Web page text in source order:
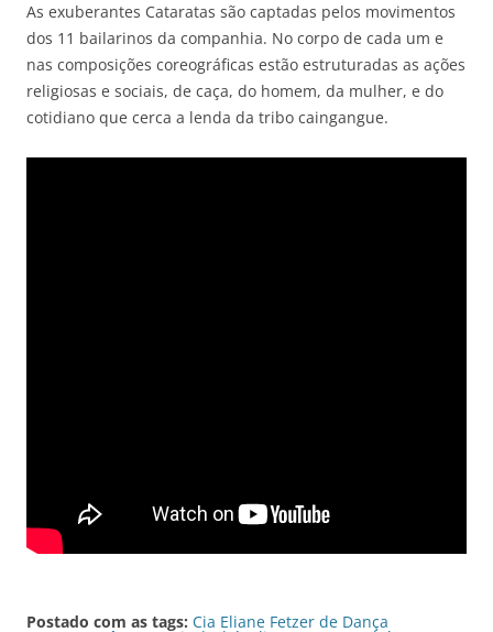
As exuberantes Cataratas são captadas pelos movimentos
dos 11 bailarinos da companhia. No corpo de cada um e
nas composições coreográficas estão estruturadas as ações
religiosas e sociais, de caça, do homem, da mulher, e do
cotidiano que cerca a lenda da tribo caingangue.
Postado com as tags: Cia Eliane Fetzer de Dança